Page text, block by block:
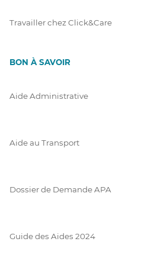
Travailler chez Click&Care
BON À SAVOIR
Aide Administrative
Aide au Transport
Dossier de Demande APA
Guide des Aides 2024